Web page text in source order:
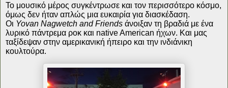
Το μουσικό μέρος συγκέντρωσε και τον περισσότερο κόσμο,
όμως δεν ήταν απλώς μια ευκαιρία για διασκέδαση.
Οι Yovan Nagwetch and Friends άνοιξαν τη βραδιά με ένα
λυρικό πάντρεμα ροκ και native American ήχων. Και μας
ταξίδεψαν στην αμερικανική ήπειρο και την ινδιάνικη
κουλτούρα.